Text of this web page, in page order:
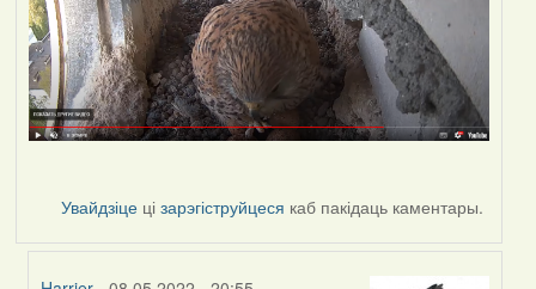
Увайдзіце цізарэгіструйцеся каб пакідаць каментары.